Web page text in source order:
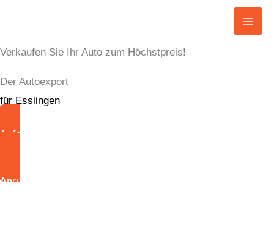
springen
Verkaufen Sie Ihr Auto zum Höchstpreis!
Der Autoexport
für Esslingen
Anfrage
Anrufen